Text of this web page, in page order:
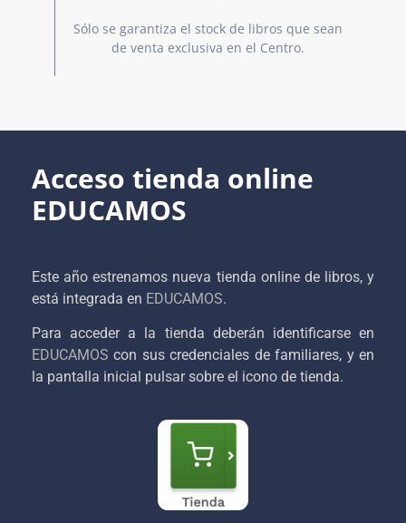
Sólo se garantiza el stock de libros que sean
de venta exclusiva en el Centro.
Acceso tienda online
EDUCAMOS
Este año estrenamos nueva tienda online de libros, y
está integrada en EDUCAMOS.
Para acceder a la tienda deberán identificarse en
EDUCAMOS con sus credenciales de familiares, y en
la pantalla inicial pulsar sobre el icono de tienda.